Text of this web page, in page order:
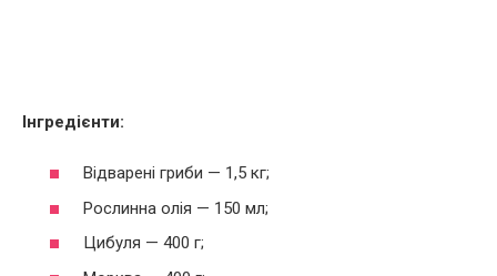
Інгредієнти:
Відварені гриби — 1,5 кг;
Рослинна олія — 150 мл;
Цибуля — 400 г;